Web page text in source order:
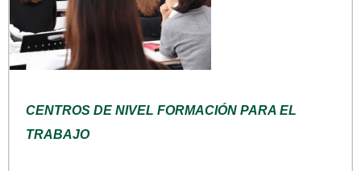
CENTROS DE NIVEL FORMACIÓN PARA EL
TRABAJO